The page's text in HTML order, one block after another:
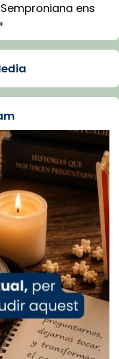
ens
de Tortosa, ha
is at Catedral
ha tingut lloc la
en agraïment al
visita apostòlica
i als
de Barcelona.
el cardenal Joan
missa i l’ha
de Barcelona,